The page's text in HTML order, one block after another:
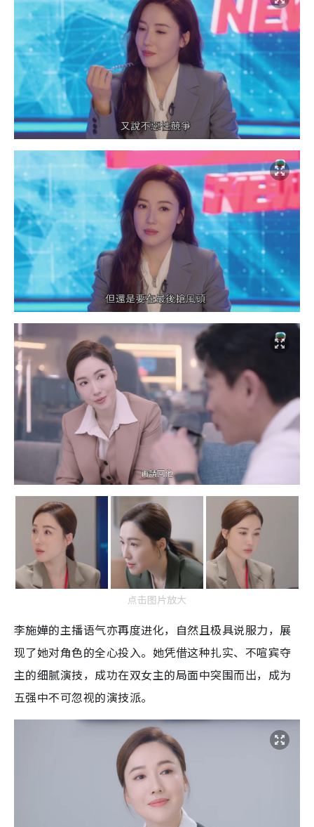
点击图片放大
李施嬅的主播语气亦再度进化，自然且极具说服力，展
现了她对角色的全心投入。她凭借这种扎实、不喧宾夺
主的细腻演技，成功在双女主的局面中突围而出，成为
五强中不可忽视的演技派。